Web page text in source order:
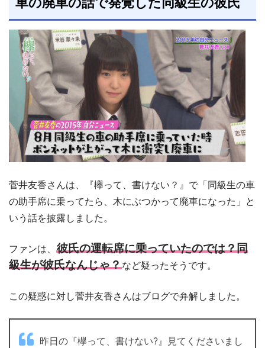
菅井友香さんは、『欅って、書けない？』で「同級生の車
の助手席に乗ってたら、木にぶつかって廃車になった」と
いう話を披露しました。
ファンは、 彼氏の運転席に乗っていたのでは？同
級生が彼氏なんじゃ？など疑ったそうです。
この疑惑に対し菅井友香さんはブログで弁解しました。
昨日の『欅って、書けない?』見てくださいまし